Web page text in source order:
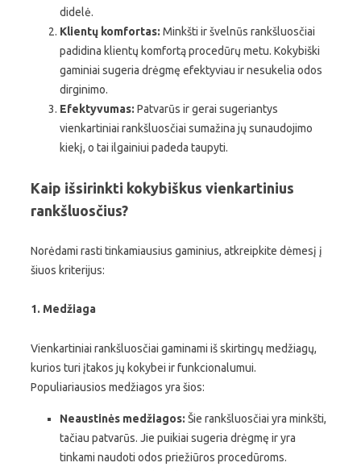
didelė.
Klientų komfortas: Minkšti ir švelnūs rankšluosčiai
padidina klientų komfortą procedūrų metu. Kokybiški
gaminiai sugeria drėgmę efektyviau ir nesukelia odos
dirginimo.
Efektyvumas: Patvarūs ir gerai sugeriantys
vienkartiniai rankšluosčiai sumažina jų sunaudojimo
kiekį, o tai ilgainiui padeda taupyti.
Kaip išsirinkti kokybiškus vienkartinius
rankšluosčius?
Norėdami rasti tinkamiausius gaminius, atkreipkite dėmesį į
šiuos kriterijus:
1. Medžiaga
Vienkartiniai rankšluosčiai gaminami iš skirtingų medžiagų,
kurios turi įtakos jų kokybei ir funkcionalumui.
Populiariausios medžiagos yra šios:
Neaustinės medžiagos: Šie rankšluosčiai yra minkšti,
tačiau patvarūs. Jie puikiai sugeria drėgmę ir yra
tinkami naudoti odos priežiūros procedūroms.